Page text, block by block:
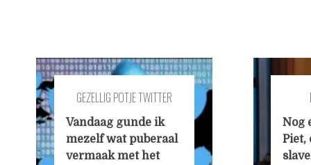
GEZELLIG POTJE TWITTER
GESPEELD
Vandaag gunde ik
mezelf wat puberaal
vermaak met het
Nog
Piet,